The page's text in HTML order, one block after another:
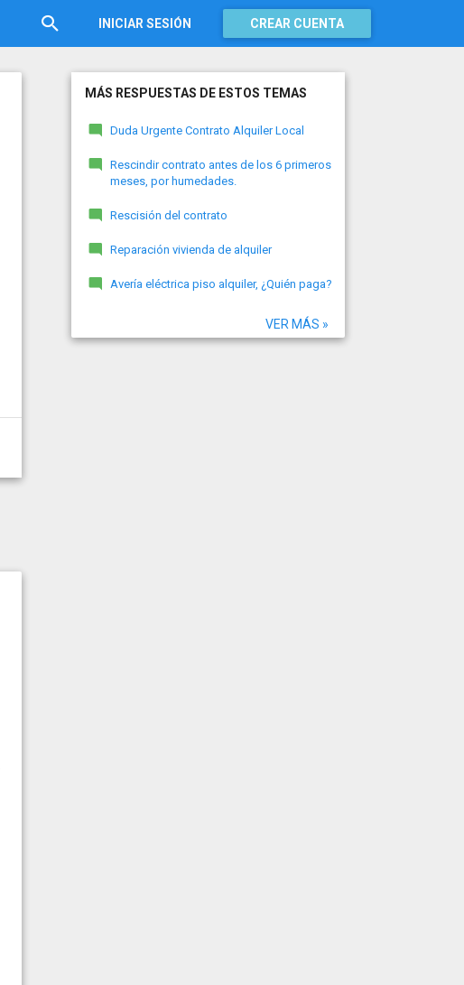
INICIAR SESIÓN CREAR CUENTA
MÁS RESPUESTAS DE ESTOS TEMAS
Duda Urgente Contrato Alquiler Local
Rescindir contrato antes de los 6 primeros
meses, por humedades.
Rescisión del contrato
Reparación vivienda de alquiler
Avería eléctrica piso alquiler, ¿Quién paga?
VER MÁS »